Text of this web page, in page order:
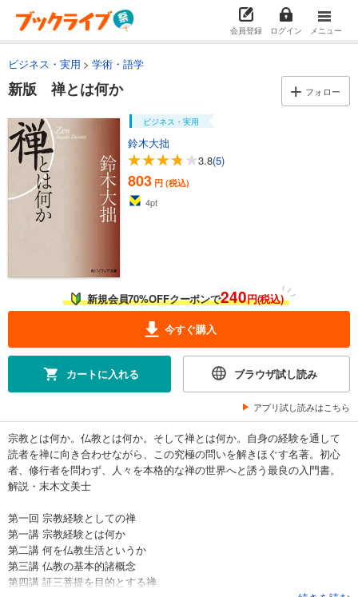
会員登録 ログイン メニュー
ビジネス・実用 学術・語学
新版 禅とは何か フォロー
ビジネス・実用
鈴木大拙
3.8(5)
803 円 (税込)
4pt
新規会員70%OFFクーポンで240円(税込)
今すぐ購入
カートに入れる ブラウザ試し読み
アプリ試し読みはこちら
宗教とは何か。仏教とは何か。そして禅とは何か。自身の経験を通して
読者を禅に向き合わせながら、この究極の問いを解きほぐす名著。初心
者、修行者を問わず、人々を本格的な禅の世界へと誘う最良の入門書。
解説・末木文美士
第一回 宗教経験としての禅
第一講 宗教経験とは何か
第二講 何を仏教生活というか
第三講 仏教の基本的諸概念
第四講 証三菩提を目的とする禅